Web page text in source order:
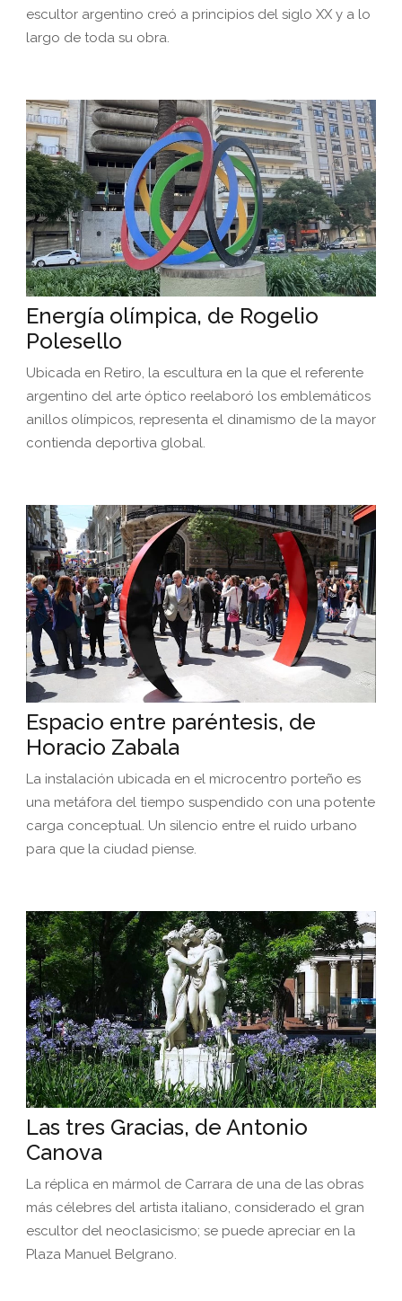
escultor argentino creó a principios del siglo XX y a lo
largo de toda su obra.
Energía olímpica, de Rogelio
Polesello
Ubicada en Retiro, la escultura en la que el referente
argentino del arte óptico reelaboró los emblemáticos
anillos olímpicos, representa el dinamismo de la mayor
contienda deportiva global.
Espacio entre paréntesis, de
Horacio Zabala
La instalación ubicada en el microcentro porteño es
una metáfora del tiempo suspendido con una potente
carga conceptual. Un silencio entre el ruido urbano
para que la ciudad piense.
Las tres Gracias, de Antonio
Canova
La réplica en mármol de Carrara de una de las obras
más célebres del artista italiano, considerado el gran
escultor del neoclasicismo; se puede apreciar en la
Plaza Manuel Belgrano.